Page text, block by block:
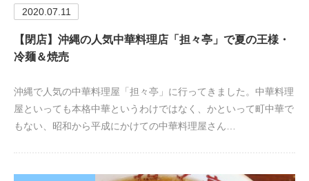
2020.07.11
【閉店】沖縄の人気中華料理店「担々亭」で夏の王様・
冷麺＆焼売
沖縄で人気の中華料理屋「担々亭」に行ってきました。中華料理
屋といっても本格中華というわけではなく、かといって町中華で
もない、昭和から平成にかけての中華料理屋さん…